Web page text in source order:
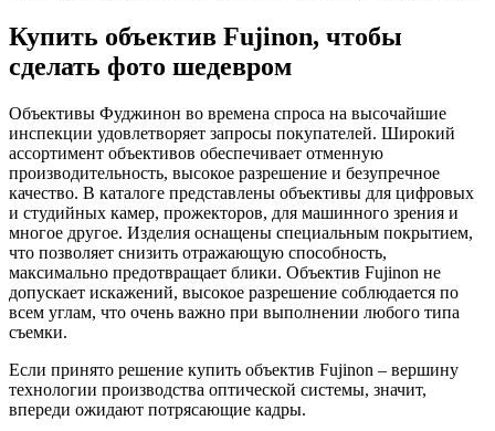
Купить объектив Fujinon, чтобы
сделать фото шедевром
Объективы Фуджинон во времена спроса на высочайшие
инспекции удовлетворяет запросы покупателей. Широкий
ассортимент объективов обеспечивает отменную
производительность, высокое разрешение и безупречное
качество. В каталоге представлены объективы для цифровых
и студийных камер, прожекторов, для машинного зрения и
многое другое. Изделия оснащены специальным покрытием,
что позволяет снизить отражающую способность,
максимально предотвращает блики. Объектив Fujinon не
допускает искажений, высокое разрешение соблюдается по
всем углам, что очень важно при выполнении любого типа
съемки.
Если принято решение купить объектив Fujinon – вершину
технологии производства оптической системы, значит,
впереди ожидают потрясающие кадры.